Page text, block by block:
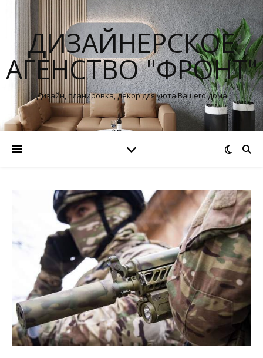
ДИЗАЙНЕРСКОЕ
АГЕНСТВО "ФРОНТ"
Дизайн, планировка, декор для уюта Вашего дома